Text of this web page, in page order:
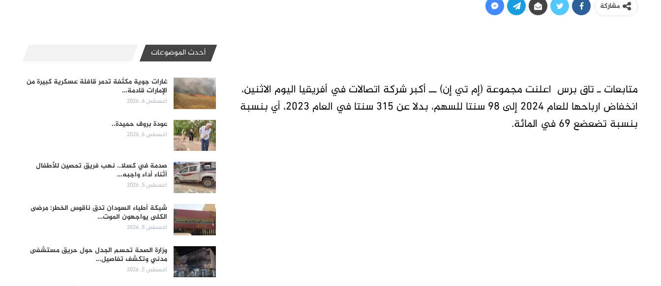
مشاركة
متابعات ـ تاق برس اعلنت مجموعة (إم تي إن) ــ أكبر شركة اتصالات في أفريقيا اليوم الاثنين،
انخفاض ارباحها للعام 2024 إلى 98 سنتا للسهم، بدلا عن 315 سنتا في العام 2023، أي بنسبة
بنسبة تضعضع 69 في المائة.
أحدث الموضوعات
غارات جوية مكثفة تدمر قافلة عسكرية كبيرة من
الإمارات قادمة…
أغسطس 6, 2026
عودة بروف حميدة..
أغسطس 6, 2026
صدمة في كسلا.. نهب فريق تحصين للأطفال
أثناء أداء واجبه…
أغسطس 5, 2026
شبكة أطباء السودان تدق ناقوس الخطر: مرضى
الكلى يواجهون الموت…
أغسطس 5, 2026
وزارة الصحة تحسم الجدل حول حريق مستشفى
مدني وتكشف تفاصيل…
أغسطس 5, 2026